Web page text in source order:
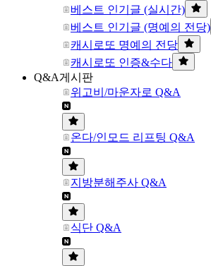
베스트 인기글 (실시간)
베스트 인기글 (명예의 전당)
캐시로또 명예의 전당
캐시로또 인증&수다
Q&A게시판
위고비/마운자로 Q&A
온다/인모드 리프팅 Q&A
지방분해주사 Q&A
식단 Q&A